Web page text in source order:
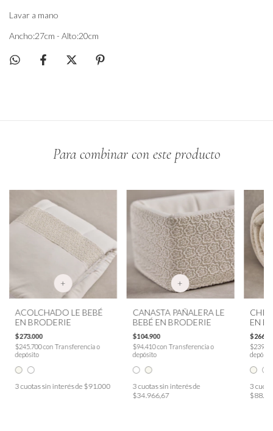
Lavar a mano
Ancho:27cm - Alto:20cm
Para combinar con este producto
+
ACOLCHADO LE BEBÉ
EN BRODERIE
$273.000
$245.700con Transferencia o
depósito
3cuotas sin interés de $91.000
+
CANASTA PAÑALERA LE
BEBÉ EN BRODERIE
$104.900
$94.410con Transferencia o
depósito
3cuotas sin interés de
$34.966,67
EN
depósito
3